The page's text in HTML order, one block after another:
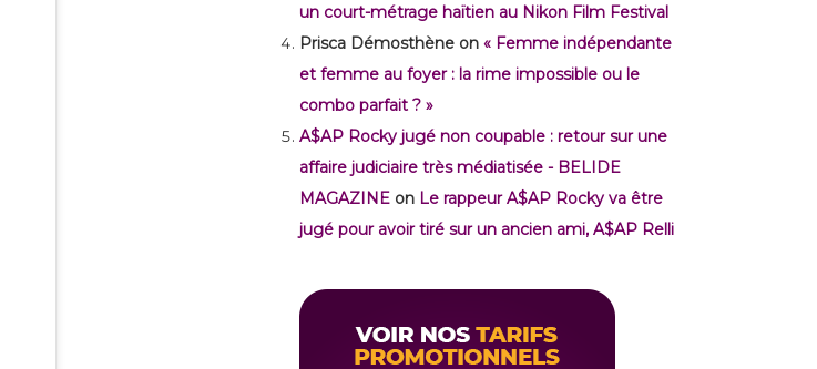
un court-métrage haïtien au Nikon Film Festival
Prisca Démosthène on « Femme indépendante
et femme au foyer : la rime impossible ou le
combo parfait ? »
A$AP Rocky jugé non coupable : retour sur une
affaire judiciaire très médiatisée - BELIDE
MAGAZINE on Le rappeur A$AP Rocky va être
jugé pour avoir tiré sur un ancien ami, A$AP Relli